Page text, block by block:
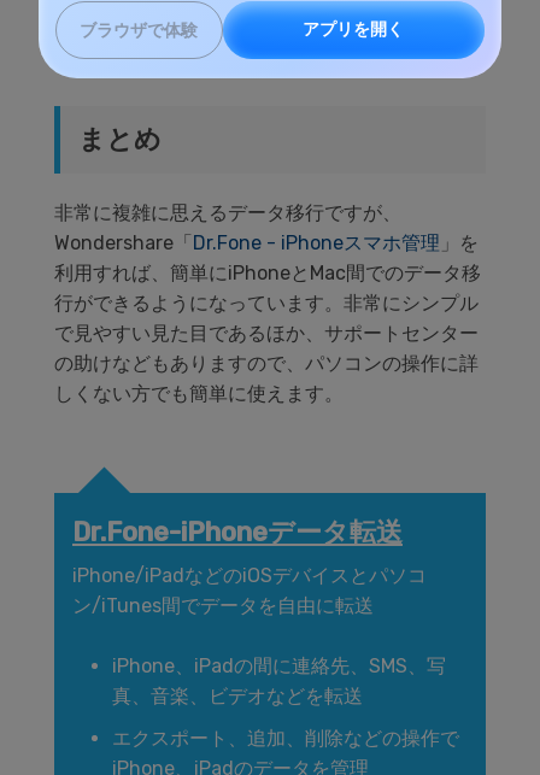
ブラウザで体験 アプリを開く
容の大きさや数なども確認することができるよう
になっています。
まとめ
非常に複雑に思えるデータ移行ですが、
Wondershare「Dr.Fone - iPhoneスマホ管理 」を
利用すれば、簡単にiPhoneとMac間でのデータ移
行ができるようになっています。非常にシンプル
で見やすい見た目であるほか、サポートセンター
の助けなどもありますので、パソコンの操作に詳
しくない方でも簡単に使えます。
Dr.Fone-iPhoneデータ転送
iPhone/iPadなどのiOSデバイスとパソコ
ン/iTunes間でデータを自由に転送
iPhone、iPadの間に連絡先、SMS、写
真、音楽、ビデオなどを転送
エクスポート、追加、削除などの操作で
iPhone、iPadのデータを管理